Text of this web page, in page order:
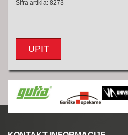
Šifra artikla: 8273
UPIT